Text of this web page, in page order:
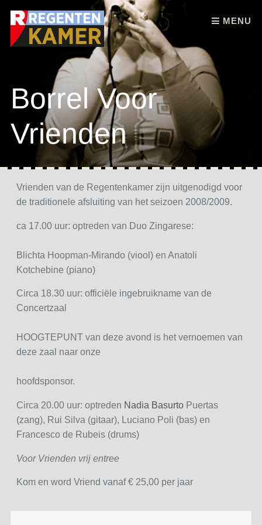
MENU
Skip to content
Borrel Voor
Vrienden
Vrienden van de Regentenkamer zijn uitgenodigd voor
de traditionele afsluiting van het seizoen 2008/2009.
ca 17.00 uur: optreden van Duo Zingarese:
Blichta Hoopman-Mirando (viool) en Anatoli
Kotchebine (piano)
Circa 18.30 uur: officiële ingebruikname van de
Concertzaal
HOOGTEPUNT van deze avond is het vernoemen van
deze zaal naar onze
hoofdsponsor.
Circa 20.00 uur: optreden Nadia BasurtoPuertas
(zang), Rui Silva (gitaar), Luciano Poli (bas) en
Francesco de Rubeis (drums)
Voor Vrienden vrij entree
Kom en word Vriend vanaf € 25,00 per jaar